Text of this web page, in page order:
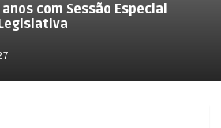
com Sessão Especial